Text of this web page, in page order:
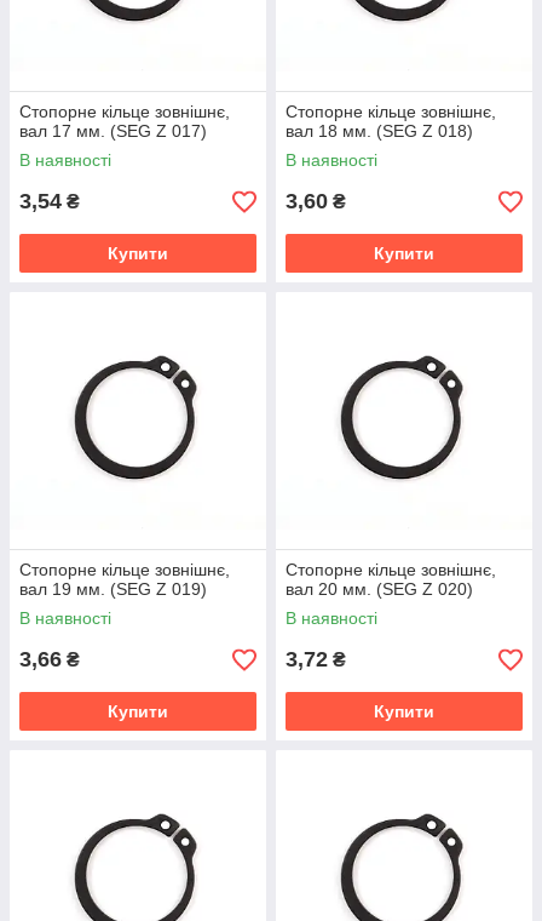
Стопорне кільце зовнішнє,
вал 17 мм. (SEG Z 017)
В наявності
3,54 ₴
Купити
Стопорне кільце зовнішнє,
вал 18 мм. (SEG Z 018)
В наявності
3,60 ₴
Купити
Стопорне кільце зовнішнє,
вал 19 мм. (SEG Z 019)
В наявності
3,66 ₴
Купити
Стопорне кільце зовнішнє,
вал 20 мм. (SEG Z 020)
В наявності
3,72 ₴
Купити